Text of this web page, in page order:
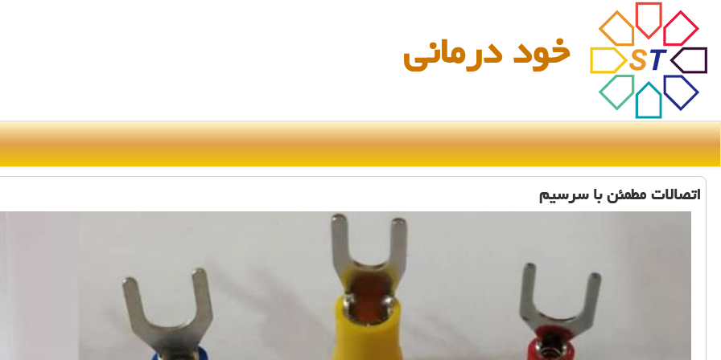
خود درمانی
اتصالات مطمئن با سرسیم